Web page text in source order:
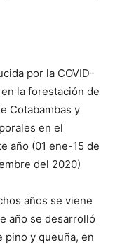
por la COVID-
la forestación de
Cotabambas y
en el
año (01 ene-15 de
del 2020)
años se viene
año se desarrolló
pino y queuña, en